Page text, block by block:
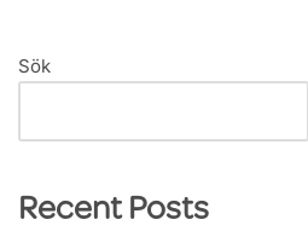
Sök
Recent Posts